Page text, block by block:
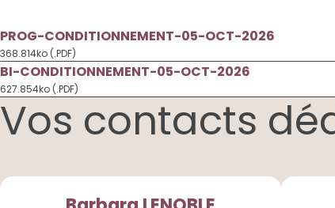
PROG-CONDITIONNEMENT-05-OCT-2026
368.814ko (.PDF)
BI-CONDITIONNEMENT-05-OCT-2026
627.854ko (.PDF)
Vos contacts